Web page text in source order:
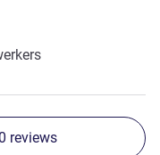
reviews